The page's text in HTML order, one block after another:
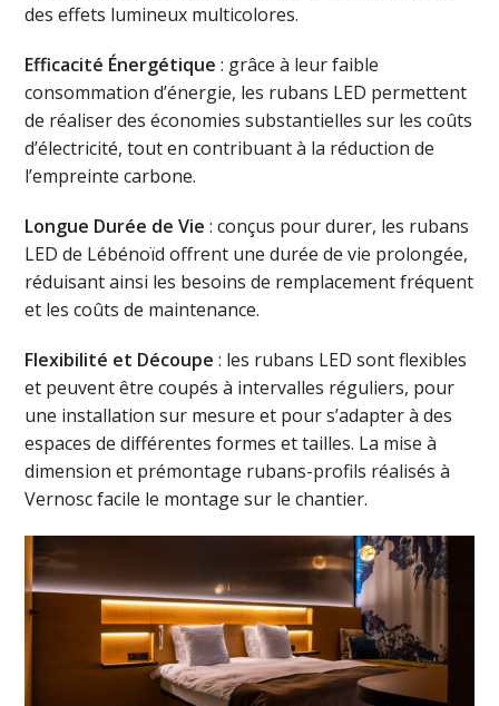
des effets lumineux multicolores.
Efficacité Énergétique : grâce à leur faible
consommation d’énergie, les rubans LED permettent
de réaliser des économies substantielles sur les coûts
d’électricité, tout en contribuant à la réduction de
l’empreinte carbone.
Longue Durée de Vie : conçus pour durer, les rubans
LED de Lébénoïd offrent une durée de vie prolongée,
réduisant ainsi les besoins de remplacement fréquent
et les coûts de maintenance.
Flexibilité et Découpe : les rubans LED sont flexibles
et peuvent être coupés à intervalles réguliers, pour
une installation sur mesure et pour s’adapter à des
espaces de différentes formes et tailles. La mise à
dimension et prémontage rubans-profils réalisés à
Vernosc facile le montage sur le chantier.